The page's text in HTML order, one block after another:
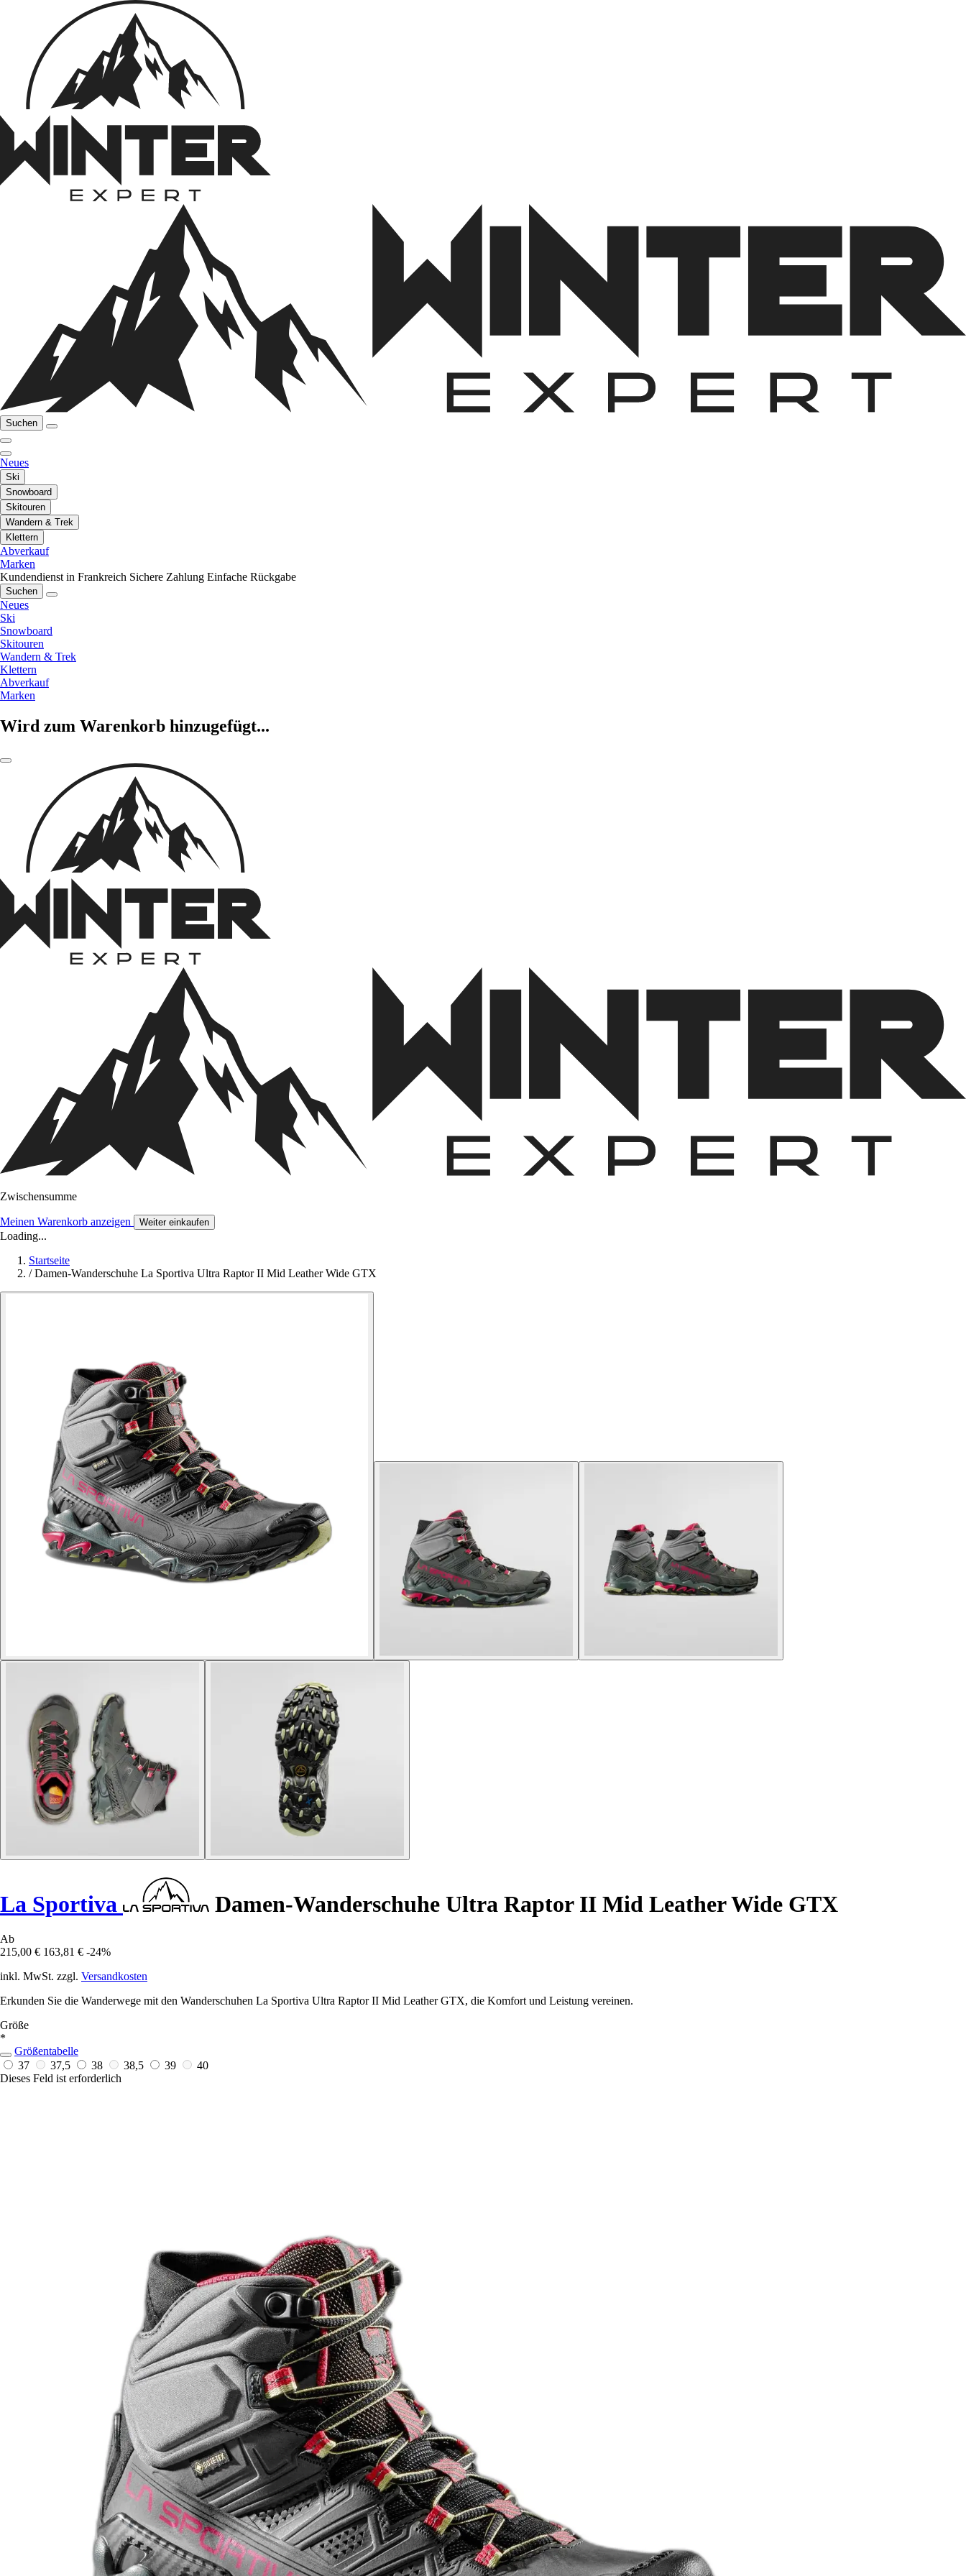
Suchen
Neues
Ski
Snowboard
Skitouren
Wandern & Trek
Klettern
Abverkauf
Marken
Kundendienst in Frankreich Sichere Zahlung Einfache Rückgabe
Suchen
Neues
Ski
Snowboard
Skitouren
Wandern & Trek
Klettern
Abverkauf
Marken
Wird zum Warenkorb hinzugefügt...
Zwischensumme
Meinen Warenkorb anzeigen Weiter einkaufen
Loading...
Startseite
/ Damen-Wanderschuhe La Sportiva Ultra Raptor II Mid Leather Wide GTX
La Sportiva Damen-Wanderschuhe Ultra Raptor II Mid Leather Wide GTX
Ab
215,00 € 163,81 € -24%
inkl. MwSt. zzgl. Versandkosten
Erkunden Sie die Wanderwege mit den Wanderschuhen La Sportiva Ultra Raptor II Mid Leather GTX, die Komfort und Leistung vereinen.
Größe
*
Größentabelle
37
37,5 38 38,5 39
40
Dieses Feld ist erforderlich